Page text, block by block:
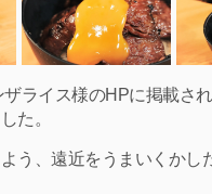
ライス様のHPに掲載さ
た。
う、遠近をうまいくかし